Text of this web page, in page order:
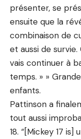
présenter, se
ensuite que la
combinaison de
et aussi de
vais continuer à
temps. » »
enfants.
Pattinson a
tout aussi
18. “[Mickey 17